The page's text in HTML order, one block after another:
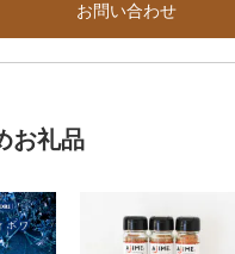
お問い合わせ
お礼品